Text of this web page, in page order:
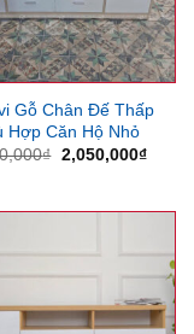
Gỗ Chân Đế Thấp
Hợp Căn Hộ Nhỏ
₫ Giá
2,050,000₫Giá